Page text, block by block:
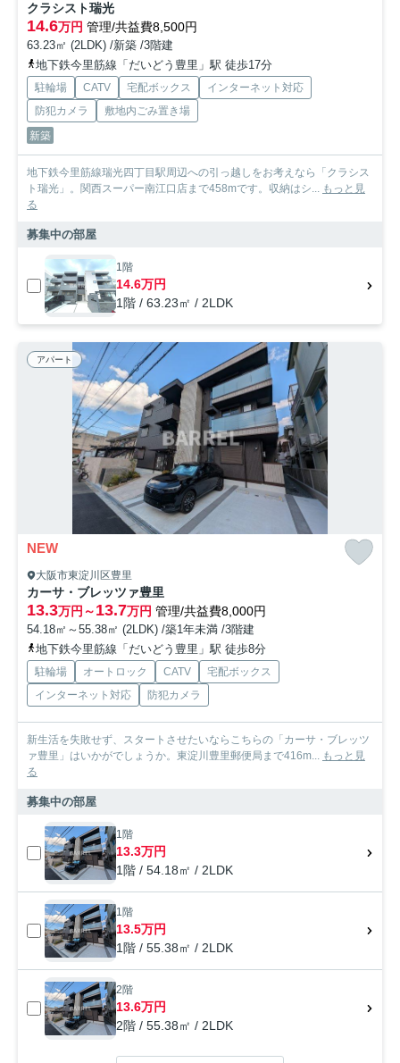
クラシスト瑞光
14.6万円 管理/共益費8,500円
63.23㎡ (2LDK) /新築 /3階建
地下鉄今里筋線「だいどう豊里」駅 徒歩17分
駐輪場 CATV 宅配ボックス
インターネット対応
防犯カメラ
敷地内ごみ置き場
新築
地下鉄今里筋線瑞光四丁目駅周辺への引っ越しをお考えなら「クラシス
ト瑞光」。関西スーパー南江口店まで458mです。収納はシ... もっと見
る
募集中の部屋
1階
14.6万円
1階 / 63.23㎡ / 2LDK
アパート
NEW
大阪市東淀川区豊里
カーサ・ブレッツァ豊里
13.3万円～13.7万円 管理/共益費8,000円
54.18㎡～55.38㎡ (2LDK) /築1年未満 /3階建
地下鉄今里筋線「だいどう豊里」駅 徒歩8分
駐輪場 オートロック CATV
宅配ボックス
インターネット対応
防犯カメラ
新生活を失敗せず、スタートさせたいならこちらの「カーサ・ブレッツ
ァ豊里」はいかがでしょうか。東淀川豊里郵便局まで416m... もっと見
る
募集中の部屋
1階
13.3万円
1階 / 54.18㎡ / 2LDK
1階
13.5万円
1階 / 55.38㎡ / 2LDK
2階
13.6万円
2階 / 55.38㎡ / 2LDK